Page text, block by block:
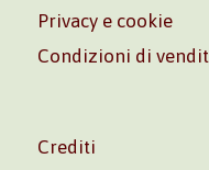
Privacy e cookie
Condizioni di
Crediti